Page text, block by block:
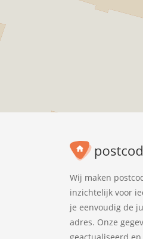
Wij maken
inzichtelijk voor
je eenvoudig de
adres. Onze